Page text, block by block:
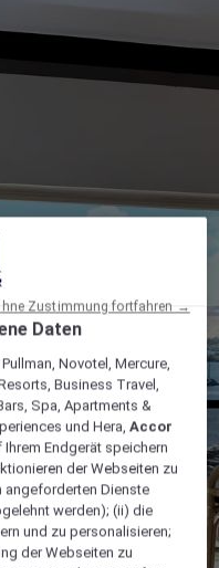
Daten
Novotel, Mercure,
Business Travel,
Spa, Apartments &
und Hera,Accor
Endgerät speichern
der Webseiten zu
angeforderten Dienste
werden); (ii) die
und zu personalisieren;
der Webseiten zu
Zustimmung fortfahren →